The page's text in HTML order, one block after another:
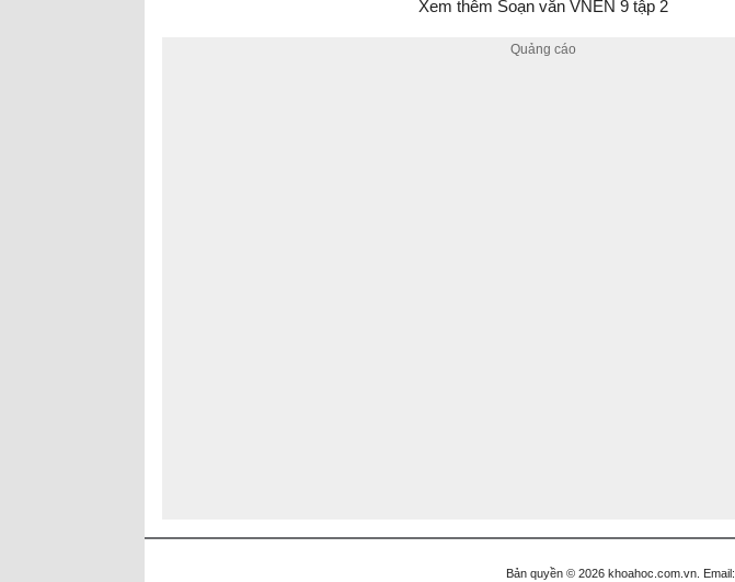
Xem thêm Soạn văn VNEN 9 tập 2
Bản quyền © 2026 khoahoc.com.vn. Email: